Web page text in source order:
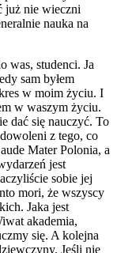
już nie wieczni
nauka na
was, studenci. Ja
sam byłem
w moim życiu. I
w waszym życiu.
dać się nauczyć. To
z tego, co
Mater Polonia, a
jest
sobie jej
mori, że wszyscy
Jaka jest
akademia,
się. A kolejna
Jeśli nie